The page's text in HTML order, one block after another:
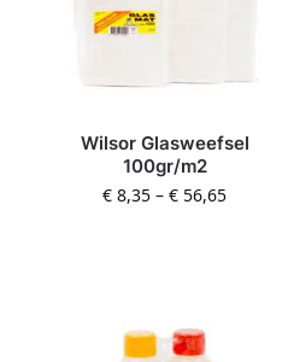
Wilsor Glasweefsel
100gr/m2
€ 8,35 –€ 56,65